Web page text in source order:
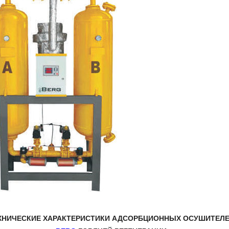
ХАРАКТЕРИСТИКИ АДСОРБЦИОННЫХ